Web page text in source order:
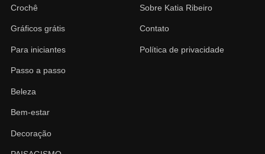
Crochê
Gráficos grátis
Para iniciantes
Passo a passo
Beleza
Bem-estar
Decoração
Sobre Katia Ribeiro
Contato
Política de privacidade